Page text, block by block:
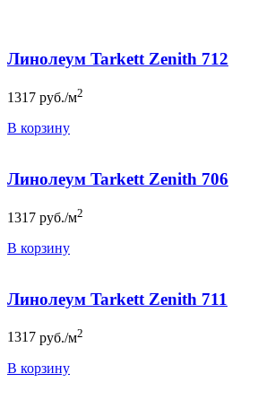
Линолеум Tarkett Zenith 712
1317 руб./м2
В корзину
Линолеум Tarkett Zenith 706
1317 руб./м2
В корзину
Линолеум Tarkett Zenith 711
1317 руб./м2
В корзину